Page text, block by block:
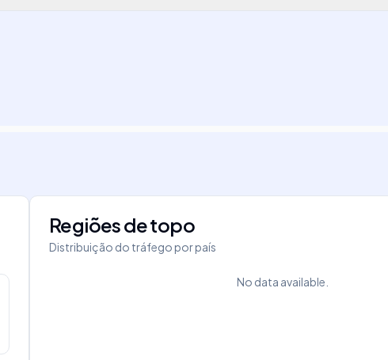
Regiões de topo
Distribuição do tráfego por país
No data available.